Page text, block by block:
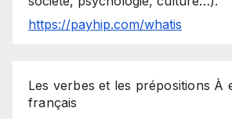
https://payhip.com/whatis
Les verbes et les prépositions À
français